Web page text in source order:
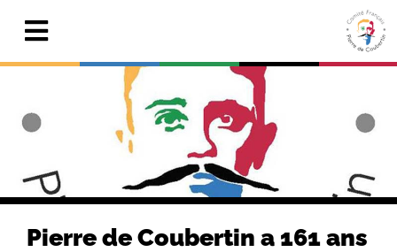
contentToggle
Navigation
Le Comité
Pierre de Coubertin
Pierre de Coubertin a 161 ans